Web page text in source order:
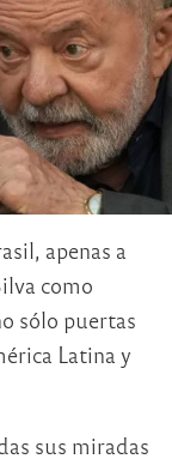
apenas a
como
sólo puertas
Latina y
sus miradas